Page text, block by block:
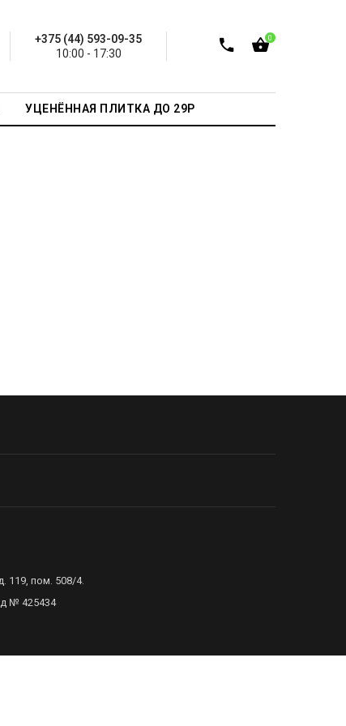
+375 (44) 593-09-35
10:00 - 17:30
0
УЦЕНЁННАЯ ПЛИТКА ДО 29Р
119, пом. 508/4.
№ 425434